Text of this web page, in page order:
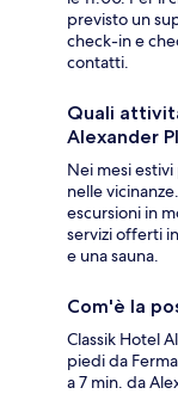
previsto un
check-in e
contatti.
Quali
Alexander
Nei mesi
nelle
escursioni in
servizi offerti
e una sauna.
Com'è la
Classik Hotel
piedi da
a 7 min. da